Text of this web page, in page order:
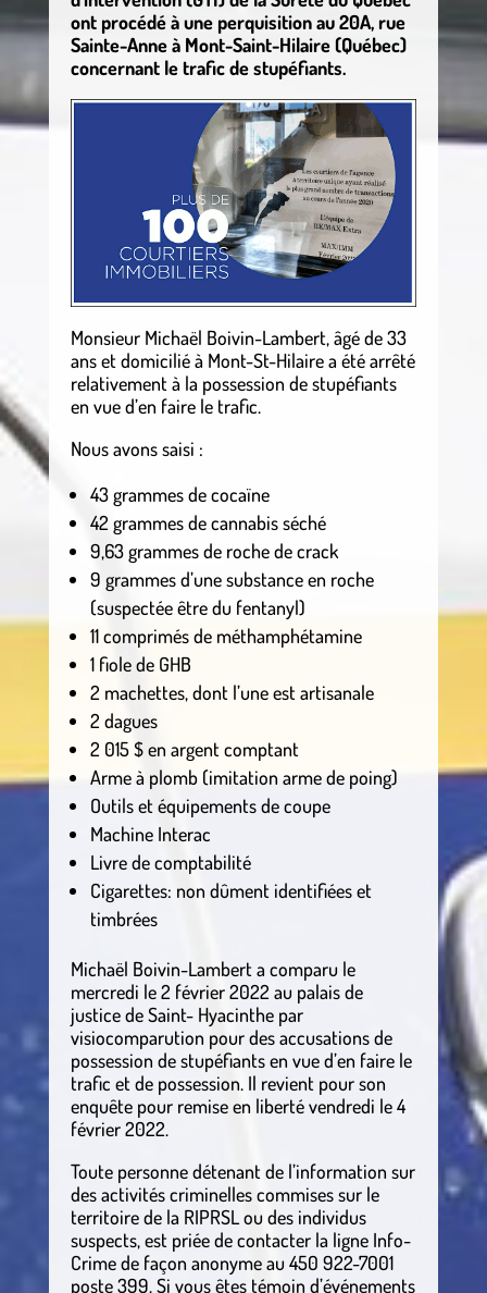
ont procédé à une perquisition au 20A, rue
Sainte-Anne à Mont-Saint-Hilaire (Québec)
concernant le trafic de stupéfiants.
Monsieur Michaël Boivin-Lambert, âgé de 33
ans et domicilié à Mont-St-Hilaire a été arrêté
relativement à la possession de stupéfiants
en vue d’en faire le trafic.
Nous avons saisi :
43 grammes de cocaïne
42 grammes de cannabis séché
9,63 grammes de roche de crack
9 grammes d’une substance en roche
(suspectée être du fentanyl)
11 comprimés de méthamphétamine
1 fiole de GHB
2 machettes, dont l’une est artisanale
2 dagues
2 015 $ en argent comptant
Arme à plomb (imitation arme de poing)
Outils et équipements de coupe
Machine Interac
Livre de comptabilité
Cigarettes: non dûment identifiées et
timbrées
Michaël Boivin-Lambert a comparu le
mercredi le 2 février 2022 au palais de
justice de Saint- Hyacinthe par
visiocomparution pour des accusations de
possession de stupéfiants en vue d’en faire le
trafic et de possession. Il revient pour son
enquête pour remise en liberté vendredi le 4
février 2022.
Toute personne détenant de l’information sur
des activités criminelles commises sur le
territoire de la RIPRSL ou des individus
suspects, est priée de contacter la ligne Info-
Crime de façon anonyme au 450 922-7001
poste 399. Si vous êtes témoin d’événements